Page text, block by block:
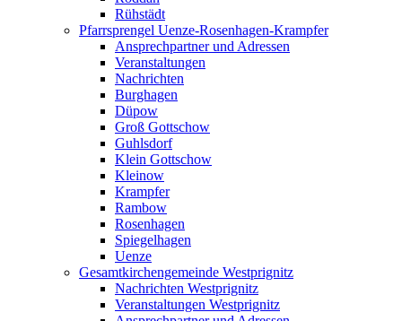
Rühstädt
Pfarrsprengel Uenze-Rosenhagen-Krampfer
Ansprechpartner und Adressen
Veranstaltungen
Nachrichten
Burghagen
Düpow
Groß Gottschow
Guhlsdorf
Klein Gottschow
Kleinow
Krampfer
Rambow
Rosenhagen
Spiegelhagen
Uenze
Gesamtkirchengemeinde Westprignitz
Nachrichten Westprignitz
Veranstaltungen Westprignitz